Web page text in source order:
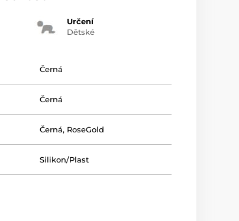
Určení
Dětské
Černá
Černá
Černá, RoseGold
Silikon/Plast